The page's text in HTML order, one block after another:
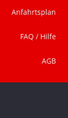
Anfahrtsplan
FAQ / Hilfe
AGB
Datenschutz